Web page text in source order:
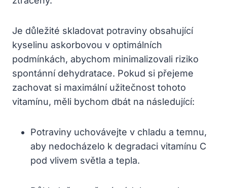
Je důležité skladovat potraviny obsahující
kyselinu askorbovou v optimálních
podmínkách, abychom minimalizovali riziko
spontánní dehydratace. Pokud si přejeme
zachovat si maximální užitečnost tohoto
vitamínu, měli bychom dbát na následující:
Potraviny uchovávejte v chladu a temnu,
aby nedocházelo k degradaci vitamínu C
pod vlivem světla a tepla.